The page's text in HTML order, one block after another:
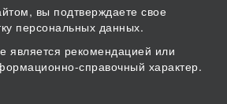
вы подтверждаете свое
персональных данных.
является рекомендацией или
справочный характер.